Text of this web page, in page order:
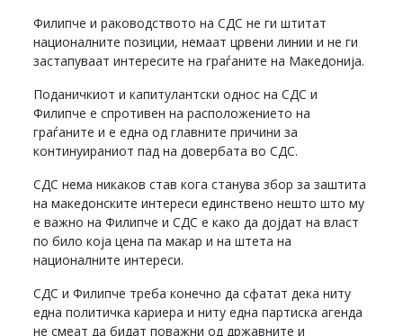
Филипче и раководството на СДС не ги штитат
националните позиции, немаат црвени линии и не ги
застапуваат интересите на граѓаните на Македонија.
Поданичкиот и капитулантски однос на СДС и
Филипче е спротивен на расположението на
граѓаните и е една од главните причини за
континуираниот пад на довербата во СДС.
СДС нема никаков став кога станува збор за заштита
на македонските интереси единствено нешто што му
е важно на Филипче и СДС е како да дојдат на власт
по било која цена па макар и на штета на
националните интереси.
СДС и Филипче треба конечно да сфатат дека ниту
една политичка кариера и ниту една партиска агенда
не смеат да бидат поважни од државните и